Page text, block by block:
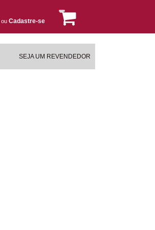
ou Cadastre-se
SEJA UM REVENDEDOR